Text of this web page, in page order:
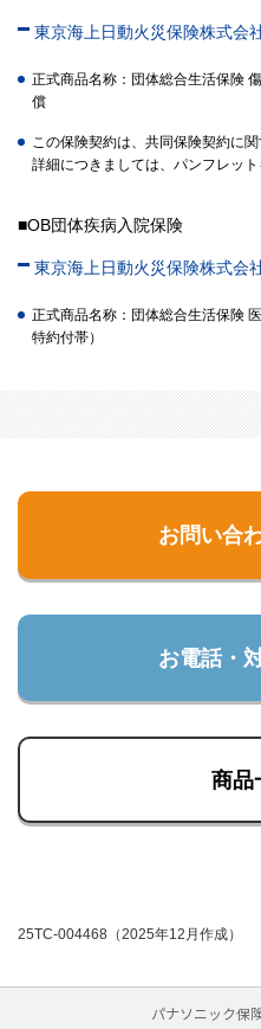
東京海上日動火災保険株式会
正式商品名称：団体総合生活保険
償
この保険契約は、共同保険契約に
詳細につきましては、パンフレット
■OB団体疾病入院保険
東京海上日動火災保険株式会
正式商品名称：団体総合生活保険
特約付帯）
お問い合
お電話・
商品
25TC-004468（2025年12月作成）
パナソニック保